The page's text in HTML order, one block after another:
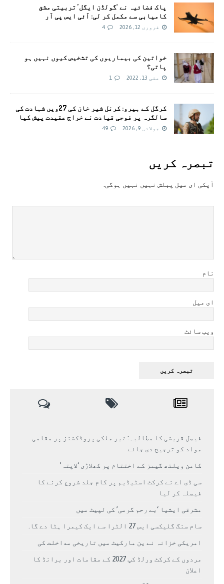
پاک فضائیہ نے ‘گولڈن ایگل’ تربیتی مشق
کامیابی سے مکمل کر لی: آئی ایس پی آر
فروری 12, 2026 4
خواتین کی بیماریوں کی تشخیص کیوں نہیں ہو
پاتی؟
مئی 13, 2022 1
کرگل کے ہیرو: کرنل شیر خان کی 27ویں شہادت کی
سالگرہ پر فوجی قیادت نے خراج عقیدت پیش کیا
جولائی 9, 2026 49
تبصرہ کريں
آپکی ای ميل پبلش نہيں نہيں ہوگی.
نام
ای میل
ویب سائٹ
فیصل قریشی کا مطالبہ: غیر ملکی پروڈکشنز پر مقامی
مواد کو ترجیح دی جائے
کامن ویلتھ گیمز کے اختتام پر کھلاڑی ‘لاپتہ’
سی ڈی اے نے کرکٹ اسٹیڈیم پر کام جلد شروع کرنے کا
فیصلہ کر لیا
مشرقی ایشیا ‘بے رحم گرمی’ کی لپیٹ میں
سام سنگ گلیکسی ایس 27 الٹرا سے ایک کیمرا ہٹا دے گا.
امریکی خزانہ نے ین مارکیٹ میں تاریخی مداخلت کی
مردوں کے کرکٹ ورلڈ کپ 2027 کے مقامات اور برانڈ کا
اعلان